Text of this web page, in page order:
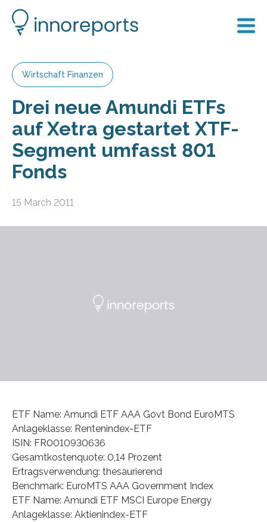
Wirtschaft Finanzen
Drei neue Amundi ETFs
auf Xetra gestartet XTF-
Segment umfasst 801
Fonds
15 March 2011
ETF Name: Amundi ETF AAA Govt Bond EuroMTS
Anlageklasse: Rentenindex-ETF
ISIN: FR0010930636
Gesamtkostenquote: 0,14 Prozent
Ertragsverwendung: thesaurierend
Benchmark: EuroMTS AAA Government Index
ETF Name: Amundi ETF MSCI Europe Energy
Anlageklasse: Aktienindex-ETF